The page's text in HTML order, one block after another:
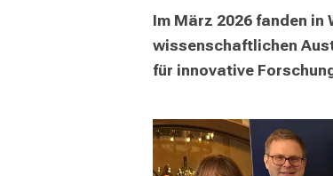
Im März 2026 fanden
wissenschaftlichen
für innovative